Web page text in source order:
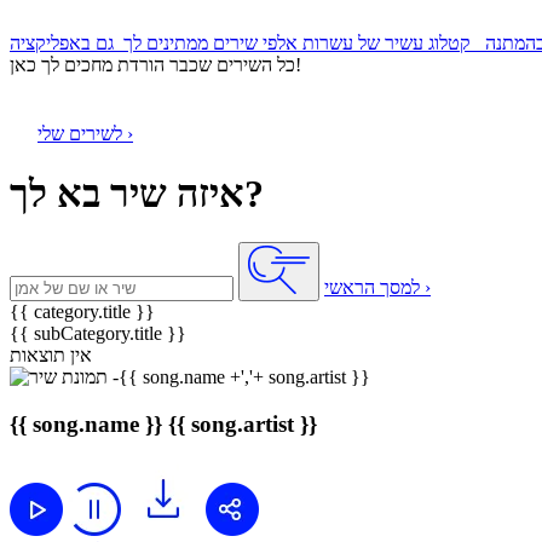
כל השירים שכבר הורדת מחכים לך כאן!
לשירים שלי ›
איזה שיר בא לך?
למסך הראשי ›
{{ category.title }}
{{ subCategory.title }}
אין תוצאות
{{ song.name }} {{ song.artist }}